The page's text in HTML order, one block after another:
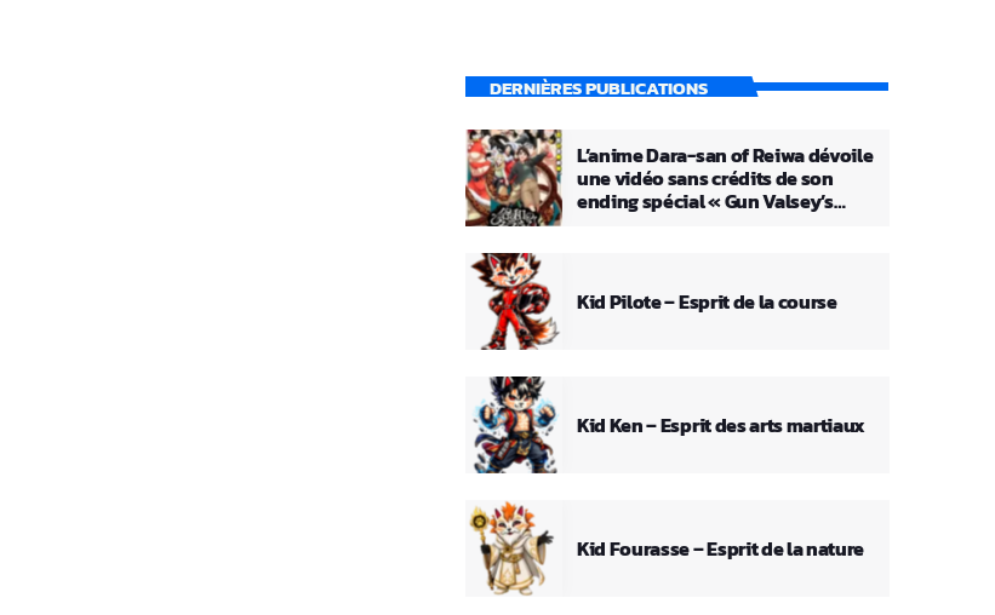
DERNIÈRES PUBLICATIONS
L’anime Dara-san of Reiwa dévoile
une vidéo sans crédits de son
ending spécial « Gun Valsey’s
Kid Pilote – Esprit de la course
Kid Ken – Esprit des arts martiaux
Kid Fourasse – Esprit de la nature